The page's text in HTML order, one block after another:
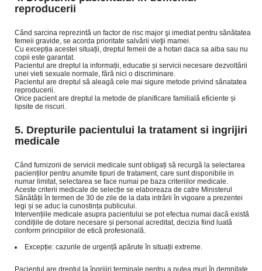
reproducerii
Când sarcina reprezintă un factor de risc major şi imediat pentru sănătatea
femeii gravide, se acorda prioritate salvării vieţii mamei.
Cu excepția acestei situații, dreptul femeii de a hotari daca sa aiba sau nu
copii este garantat.
Pacientul are dreptul la informații, educatie și servicii necesare dezvoltării
unei vieti sexuale normale, fără nici o discriminare.
Pacientul are dreptul să aleagă cele mai sigure metode privind sănatatea
reproducerii.
Orice pacient are dreptul la metode de planificare familială eficiente și
lipsite de riscuri.
Drepturile pacientului la tratament si ingrijiri
medicale
Când furnizorii de servicii medicale sunt obligați să recurgă la selectarea
pacienților pentru anumite tipuri de tratament, care sunt disponibile in
numar limitat, selectarea se face numai pe baza criteriilor medicale.
Aceste criterii medicale de selecție se elaboreaza de catre Ministerul
Sănătății în termen de 30 de zile de la data intrării în vigoare a prezentei
legi și se aduc la cunostința publicului.
Intervențiile medicale asupra pacientului se pot efectua numai dacă există
condițiile de dotare necesare și personal acreditat, decizia fiind luată
conform principiilor de etică profesională.
Excepție: cazurile de urgență apărute în situații extreme.
Pacientul are dreptul la îngrijiri terminale pentru a putea muri în demnitate.